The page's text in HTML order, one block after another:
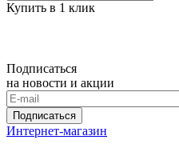
Купить в 1 клик
Подписаться
на новости и акции
Подписаться
Интернет-магазин